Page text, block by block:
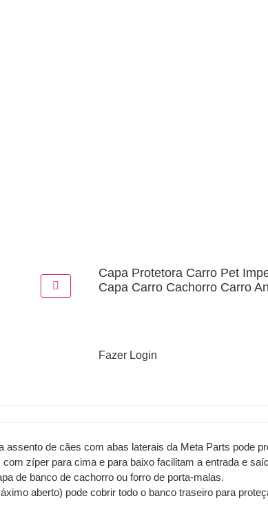
Capa Protetora Carro Pet
Capa Carro Cachorro Carro
Fazer Login
de cães com abas laterais da Meta Parts pode
zíper para cima e para baixo facilitam a entrada e
de banco de cachorro ou forro de porta-malas.
aberto) pode cobrir todo o banco traseiro para